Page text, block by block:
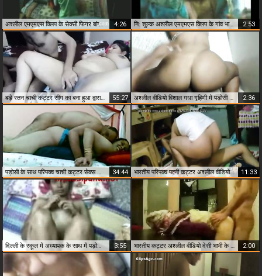
अश्लील एमएमएस क्लिप के सेक्सी फिगर बांग्लादेशी गड़बड़, पड़ोसी 4:26 नि: शुल्क अश्लील एमएमएस क्लिप के गांव भाभी कड़ी मेहनत गड़बड़ द्वारा पड़ोसी 2:53
बड़े स्तन चाची कट्टर सींग का बना हुआ द्वारा गड़बड़ कट्टर 55:27 अश्लील वीडियो विशाल गधा गृहिणी में पड़ोसी द्वारा गड़बड़ कुत्ता शैली 2:36
34:44 भारतीय परिपक्व पत्नी कट्टर अश्लील वीडियो के साथ पड़ोसी 11:33
दिल्ली के स्कूल में अध्यापक के साथ में पड़ोसी द्वारा गड़बड़ मंजिल एमएमएस 3:55 भारतीय कट्टर अश्लील वीडियो देसी भाभी के पीछे से गड़बड़ 2:00